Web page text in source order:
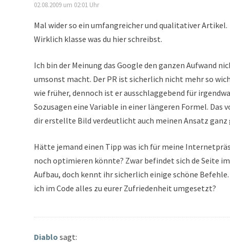
02.08.2009 um 02:01 Uhr
Mal wider so ein umfangreicher und qualitativer Artikel.
Wirklich klasse was du hier schreibst.
Ich bin der Meinung das Google den ganzen Aufwand
umsonst macht. Der PR ist sicherlich nicht mehr so
wie früher, dennoch ist er ausschlaggebend für
Sozusagen eine Variable in einer längeren Formel. Das
dir erstellte Bild verdeutlicht auch meinen Ansatz ganz
Hätte jemand einen Tipp was ich für meine
noch optimieren könnte? Zwar befindet sich de Seite im
Aufbau, doch kennt ihr sicherlich einige schöne
ich im Code alles zu eurer Zufriedenheit umgesetzt?
Diablo sagt: